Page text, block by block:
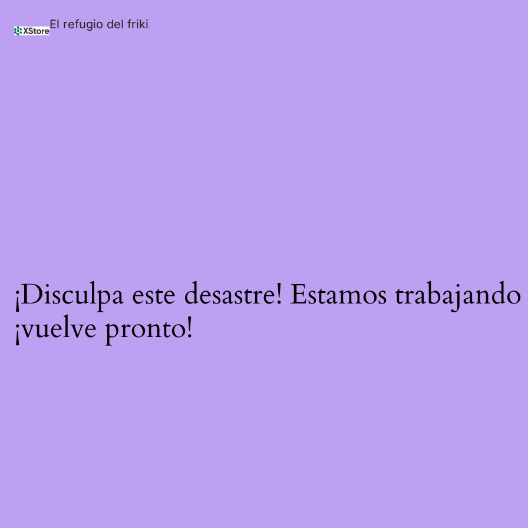
El refugio del friki
¡Disculpa este desastre! Estamos
¡vuelve pronto!